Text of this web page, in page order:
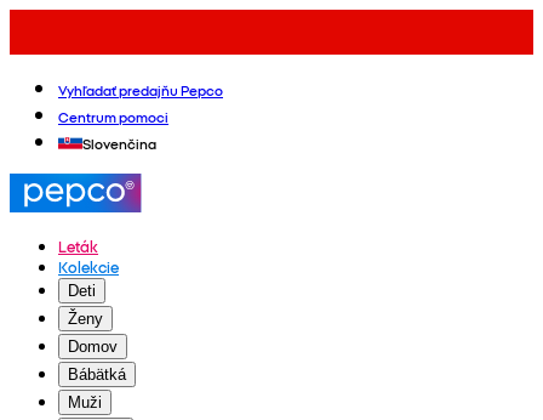
Vyhľadať predajňu Pepco
Centrum pomoci
Slovenčina
Leták
Kolekcie
Deti
Ženy
Domov
Bábätká
Muži